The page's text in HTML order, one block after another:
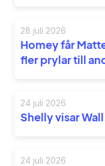
28 juli 2026
Homey får
fler prylar till
24 juli 2026
Shelly visar
24 juli 2026